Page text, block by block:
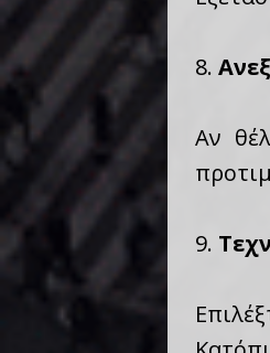
8.
Αν
9.